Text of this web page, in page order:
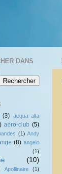
DANS
(3) acqua alta
aéro-club (5)
(1) Andy
(8) angelo
(1)
(10)
Apollinaire
(1)